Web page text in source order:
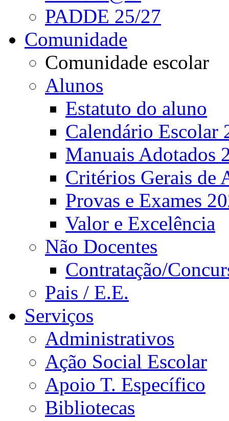
PADDE 25/27
Comunidade
Comunidade escolar
Alunos
Estatuto do aluno
Calendário Escolar
Manuais Adotados
Critérios Gerais de
Provas e Exames
Valor e Excelência
Não Docentes
Contratação/
Pais / E.E.
Serviços
Administrativos
Ação Social Escolar
Apoio T. Específico
Bibliotecas